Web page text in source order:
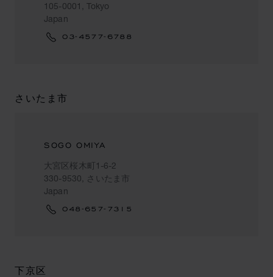
105-0001, Tokyo
Japan
03-4577-6788
さいたま市
SOGO OMIYA
大宮区桜木町1-6-2
330-9530, さいたま市
Japan
048-657-7315
下京区